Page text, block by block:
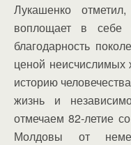
Лукашенко
воплощает в
благодарность
ценой
историю
жизнь и
отмечаем 82-летие
Молдовы от